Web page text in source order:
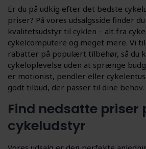
Er du på udkig efter det bedste
priser? På vores udsalgsside finder
kvalitetsudstyr til cyklen – alt fra
cykelcomputere og meget mere. Vi
rabatter på populært tilbehør, så du
cykeloplevelse uden at sprænge
er motionist, pendler eller
godt tilbud, der passer til dine behov.
Find nedsatte priser
cykeludstyr